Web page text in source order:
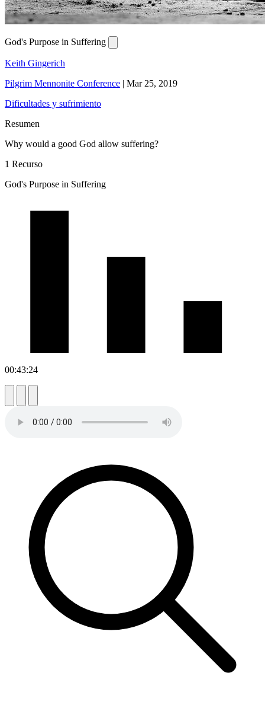
God's Purpose in Suffering
Keith Gingerich
Pilgrim Mennonite Conference | Mar 25, 2019
Dificultades y sufrimiento
Resumen
Why would a good God allow suffering?
1 Recurso
God's Purpose in Suffering
00:43:24